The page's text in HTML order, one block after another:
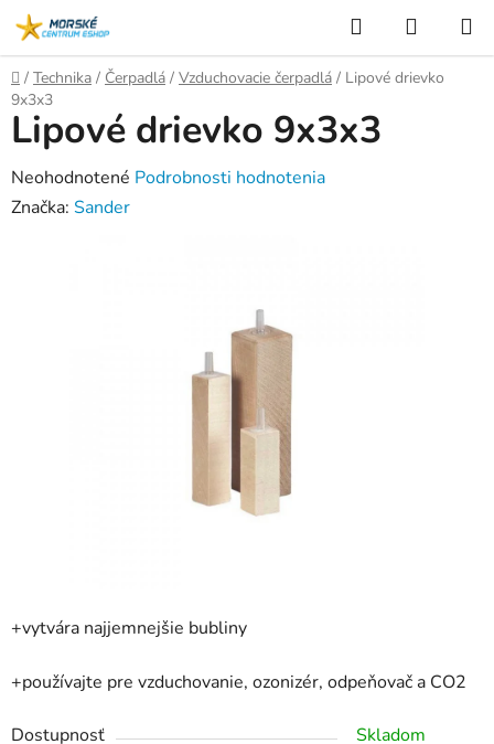
Prejsť
na
obsah
Hľadať
KOŠÍK
Domov
/ Technika / Čerpadlá / Vzduchovacie čerpadlá / Lipové drievko
9x3x3
+vytvára najjemnejšie bubliny
+používajte pre vzduchovanie, ozonizér, odpeňovač a CO2
Dostupnosť
Skladom
Lipové drievko 9x3x3
Priemerné
hodnotenie
Neohodnotené Podrobnosti hodnotenia
Značka: Sander